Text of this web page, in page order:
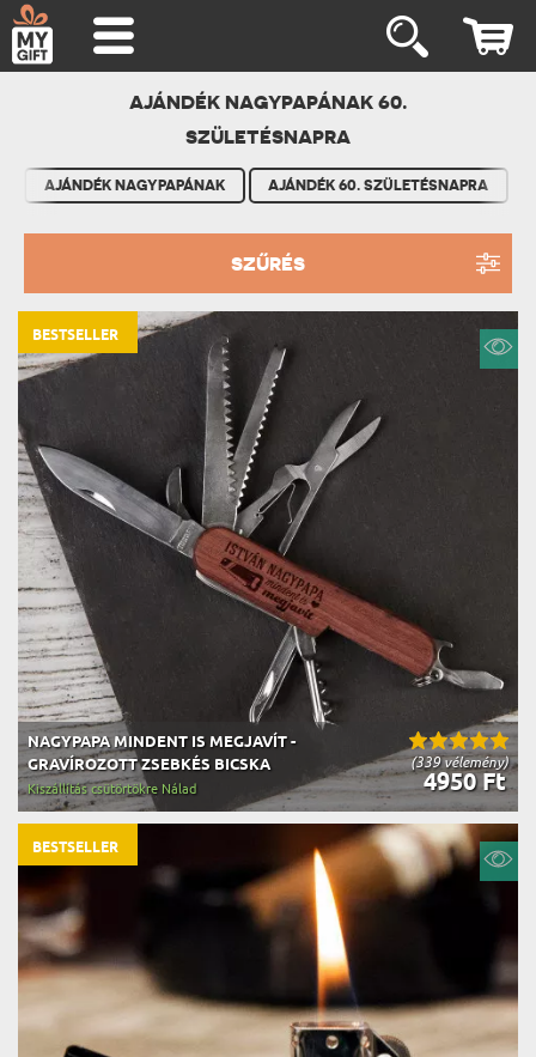
AJÁNDÉK NAGYPAPÁNAK 60.
SZÜLETÉSNAPRA
AJÁNDÉK NAGYPAPÁNAK AJÁNDÉK 60. SZÜLETÉSNAPRA
SZŰRÉS
(339 vélemény)
NAGYPAPA MINDENT IS MEGJAVÍT -
GRAVÍROZOTT ZSEBKÉS BICSKA
4950 Ft
Kiszállítás csütörtökre Nálad
BESTSELLER
BESTSELLER